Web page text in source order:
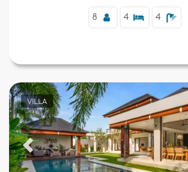
8 4 4
VILLA
Previous